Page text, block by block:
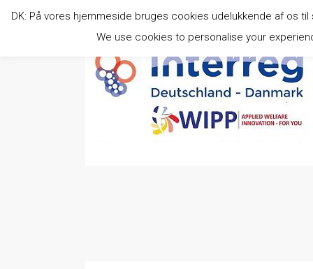
DK: På vores hjemmeside bruges cookies udelukkende af os
We use cookies to personalise your